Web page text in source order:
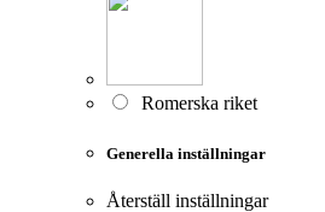
Romerska riket
Generella inställningar
Återställ inställningar